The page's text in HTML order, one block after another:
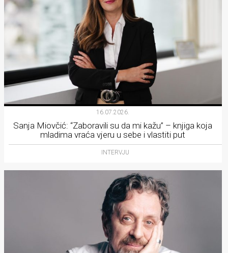
16.07.2026.
Sanja Miovčić: “Zaboravili su da mi kažu” – knjiga koja
mladima vraća vjeru u sebe i vlastiti put
INTERVJU